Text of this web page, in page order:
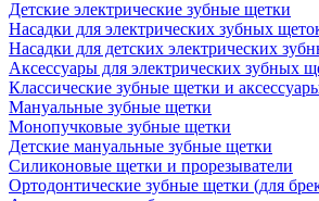
Детские электрические зубные щетки
Насадки для электрических зубных
Насадки для детских электрических
Аксессуары для электрических зубных
Классические зубные щетки и
Мануальные зубные щетки
Монопучковые зубные щетки
Детские мануальные зубные щетки
Силиконовые щетки и прорезыватели
Ортодонтические зубные щетки (для